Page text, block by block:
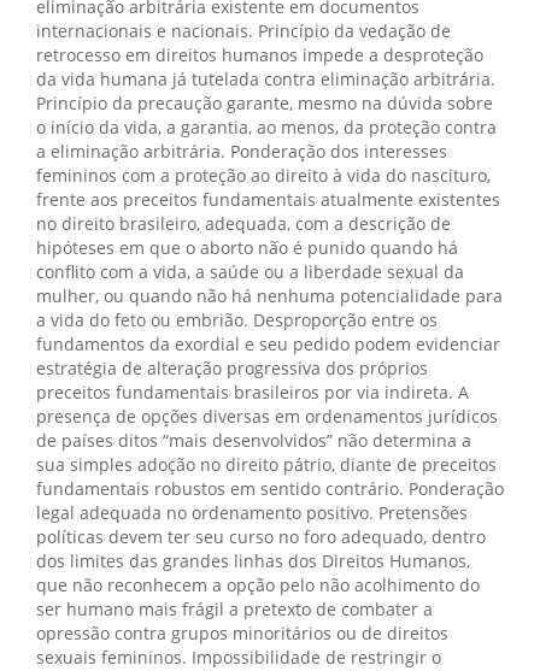
eliminação arbitrária existente em documentos
internacionais e nacionais. Princípio da vedação de
retrocesso em direitos humanos impede a desproteção
da vida humana já tutelada contra eliminação arbitrária.
Princípio da precaução garante, mesmo na dúvida sobre
o início da vida, a garantia, ao menos, da proteção contra
a eliminação arbitrária. Ponderação dos interesses
femininos com a proteção ao direito à vida do nascituro,
frente aos preceitos fundamentais atualmente existentes
no direito brasileiro, adequada, com a descrição de
hipóteses em que o aborto não é punido quando há
conflito com a vida, a saúde ou a liberdade sexual da
mulher, ou quando não há nenhuma potencialidade para
a vida do feto ou embrião. Desproporção entre os
fundamentos da exordial e seu pedido podem evidenciar
estratégia de alteração progressiva dos próprios
preceitos fundamentais brasileiros por via indireta. A
presença de opções diversas em ordenamentos jurídicos
de países ditos “mais desenvolvidos” não determina a
sua simples adoção no direito pátrio, diante de preceitos
fundamentais robustos em sentido contrário. Ponderação
legal adequada no ordenamento positivo. Pretensões
políticas devem ter seu curso no foro adequado, dentro
dos limites das grandes linhas dos Direitos Humanos,
que não reconhecem a opção pelo não acolhimento do
ser humano mais frágil a pretexto de combater a
opressão contra grupos minoritários ou de direitos
sexuais femininos. Impossibilidade de restringir o